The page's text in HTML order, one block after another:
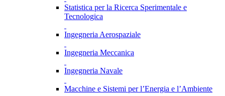
Statistica per la Ricerca Sperimentale e
Tecnologica
Ingegneria Aerospaziale
Ingegneria Meccanica
Ingegneria Navale
Macchine e Sistemi per l’Energia e l’Ambiente